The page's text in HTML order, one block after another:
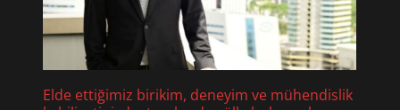
Elde ettiğimiz birikim, deneyim ve mühendislik